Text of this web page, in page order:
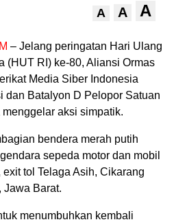
A A A
– Jelang peringatan Hari Ulang
(HUT RI) ke-80, Aliansi Ormas
Media Siber Indonesia
dan Batalyon D Pelopor Satuan
aksi simpatik.
bendera merah putih
sepeda motor dan mobil
tol Telaga Asih, Cikarang
Jawa Barat.
menumbuhkan kembali